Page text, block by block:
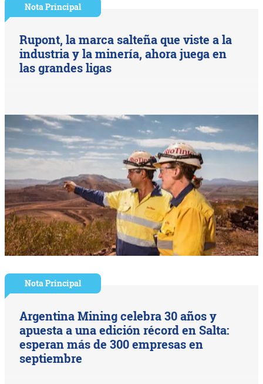
Nota Principal
Rupont, la marca salteña que viste a la
industria y la minería, ahora juega en
las grandes ligas
Nota Principal
Argentina Mining celebra 30 años y
apuesta a una edición récord en Salta:
esperan más de 300 empresas en
septiembre